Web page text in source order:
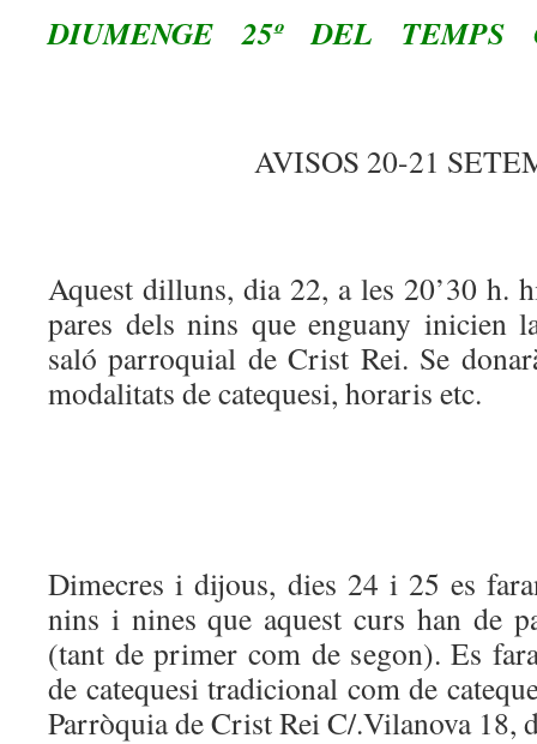
DIUMENGE 25º DEL TEMPS
AVISOS 20-21
Aquest dilluns, dia 22, a les 20’30 h.
pares dels nins que enguany inicien
saló parroquial de Crist Rei. Se
modalitats de catequesi, horaris etc.
Dimecres i dijous, dies 24 i 25 es
nins i nines que aquest curs han de
(tant de primer com de segon). Es
de catequesi tradicional com de
Parròquia de Crist Rei C/.Vilanova 18,